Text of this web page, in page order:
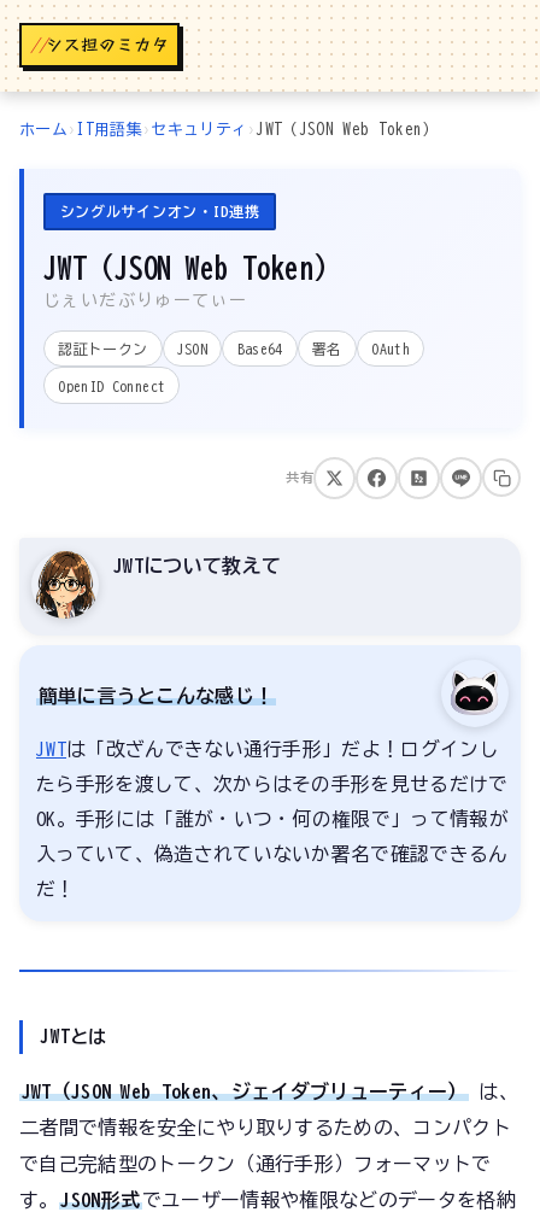
//
ホーム › IT用語集› セキュリティ › JWT（JSON Web Token）
シングルサインオン・ID連携
JWT（JSON Web Token）
じぇいだぶりゅーてぃー
認証トークン JSON Base64 署名 OAuth
OpenID Connect
共有
JWTについて教えて
簡単に言うとこんな感じ！
JWTは「改ざんできない通行手形」だよ！ログインし
たら手形を渡して、次からはその手形を見せるだけで
OK。手形には「誰が・いつ・何の権限で」って情報が
入っていて、偽造されていないか署名で確認できるん
だ！
JWTとは
JWT（JSON Web Token、ジェイダブリューティー） は、
二者間で情報を安全にやり取りするための、コンパクト
で自己完結型のトークン（通行手形）フォーマットで
す。 JSON形式でユーザー情報や権限などのデータを格納